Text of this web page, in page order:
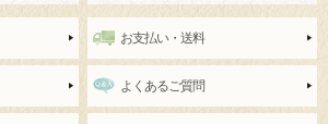
お支払い・送料
よくあるご質問